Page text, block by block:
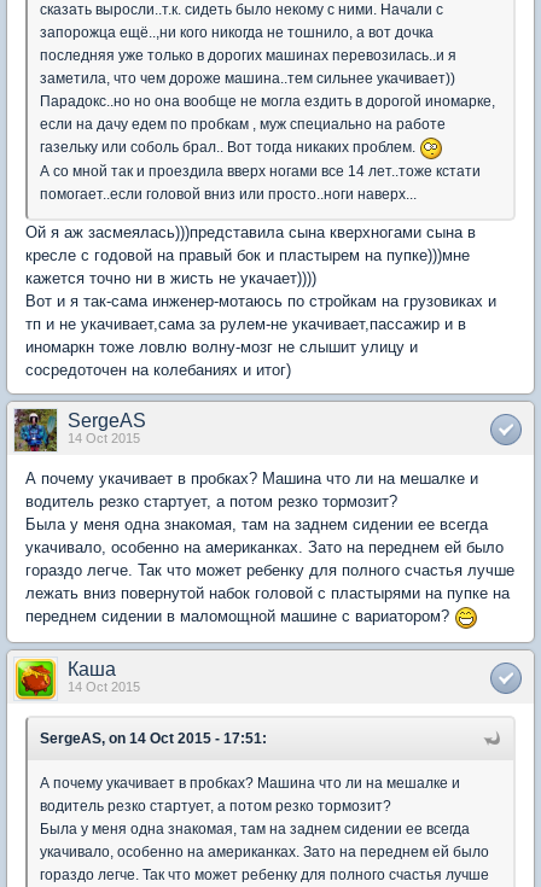
сказать выросли..т.к. сидеть было некому с ними. Начали с
запорожца ещё..,ни кого никогда не тошнило, а вот дочка
последняя уже только в дорогих машинах перевозилась..и я
заметила, что чем дороже машина..тем сильнее укачивает))
Парадокс..но но она вообще не могла ездить в дорогой иномарке,
если на дачу едем по пробкам , муж специально на работе
газельку или соболь брал.. Вот тогда никаких проблем.
А со мной так и проездила вверх ногами все 14 лет..тоже кстати
помогает..если головой вниз или просто..ноги наверх...
Ой я аж засмеялась)))представила сына кверхногами сына в
кресле с годовой на правый бок и пластырем на пупке)))мне
кажется точно ни в жисть не укачает))))
Вот и я так-сама инженер-мотаюсь по стройкам на грузовиках и
тп и не укачивает,сама за рулем-не укачивает,пассажир и в
иномаркн тоже ловлю волну-мозг не слышит улицу и
сосредоточен на колебаниях и итог)
SergeAS
14 Oct 2015
А почему укачивает в пробках? Машина что ли на мешалке и
водитель резко стартует, а потом резко тормозит?
Была у меня одна знакомая, там на заднем сидении ее всегда
укачивало, особенно на американках. Зато на переднем ей было
гораздо легче. Так что может ребенку для полного счастья лучше
лежать вниз повернутой набок головой с пластырями на пупке на
переднем сидении в маломощной машине с вариатором?
Каша
14 Oct 2015
SergeAS, on 14 Oct 2015 - 17:51:
А почему укачивает в пробках? Машина что ли на мешалке и
водитель резко стартует, а потом резко тормозит?
Была у меня одна знакомая, там на заднем сидении ее всегда
укачивало, особенно на американках. Зато на переднем ей было
гораздо легче. Так что может ребенку для полного счастья лучше